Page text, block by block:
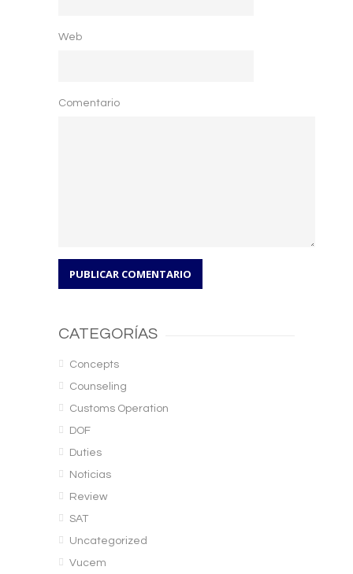
Web
Comentario
CATEGORÍAS
Concepts
Counseling
Customs Operation
DOF
Duties
Noticias
Review
SAT
Uncategorized
Vucem